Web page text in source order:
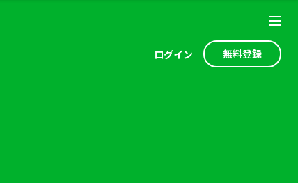
ログイン 無料登録